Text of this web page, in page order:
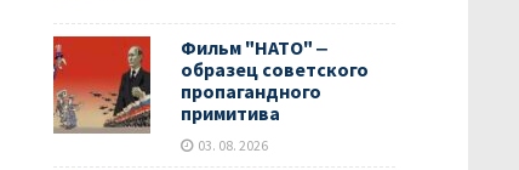
Фильм "НАТО" ‒
образец советского
пропагандного
примитива
03. 08. 2026